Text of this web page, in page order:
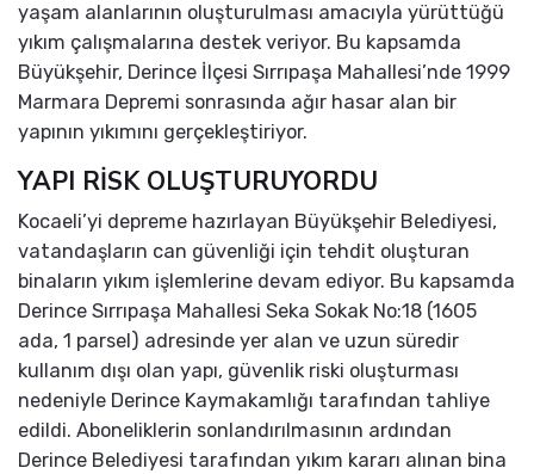
yaşam alanlarının oluşturulması amacıyla yürüttüğü
yıkım çalışmalarına destek veriyor. Bu kapsamda
Büyükşehir, Derince İlçesi Sırrıpaşa Mahallesi’nde 1999
Marmara Depremi sonrasında ağır hasar alan bir
yapının yıkımını gerçekleştiriyor.
YAPI RİSK OLUŞTURUYORDU
Kocaeli’yi depreme hazırlayan Büyükşehir Belediyesi,
vatandaşların can güvenliği için tehdit oluşturan
binaların yıkım işlemlerine devam ediyor. Bu kapsamda
Derince Sırrıpaşa Mahallesi Seka Sokak No:18 (1605
ada, 1 parsel) adresinde yer alan ve uzun süredir
kullanım dışı olan yapı, güvenlik riski oluşturması
nedeniyle Derince Kaymakamlığı tarafından tahliye
edildi. Aboneliklerin sonlandırılmasının ardından
Derince Belediyesi tarafından yıkım kararı alınan bina